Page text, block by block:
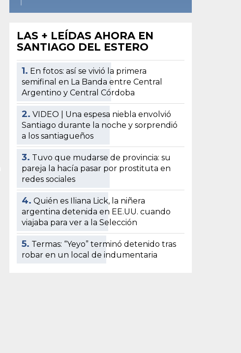
LAS + LEÍDAS AHORA EN
SANTIAGO DEL ESTERO
1. En fotos: así se vivió la primera
semifinal en La Banda entre Central
Argentino y Central Córdoba
2. VIDEO | Una espesa niebla envolvió
Santiago durante la noche y sorprendió
a los santiagueños
3. Tuvo que mudarse de provincia: su
pareja la hacía pasar por prostituta en
redes sociales
4. Quién es Iliana Lick, la niñera
argentina detenida en EE.UU. cuando
viajaba para ver a la Selección
5. Termas: “Yeyo” terminó detenido tras
robar en un local de indumentaria